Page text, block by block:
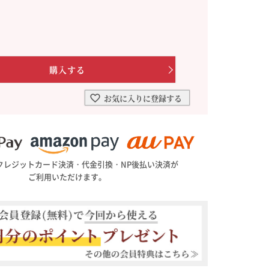
せて一味・七味を選ぶ
お気に入りに登録する
レジットカード決済・代金引換・NP後払い決済が
ご利用いただけます。